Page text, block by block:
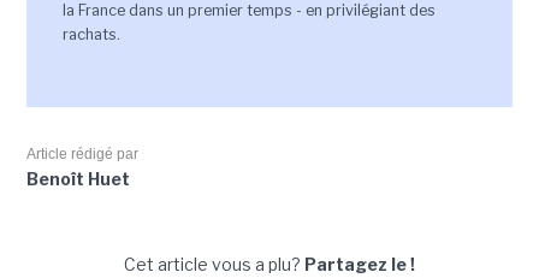
la France dans un premier temps - en privilégiant des
rachats.
Article rédigé par
Benoît Huet
Cet article vous a plu? Partagez le !